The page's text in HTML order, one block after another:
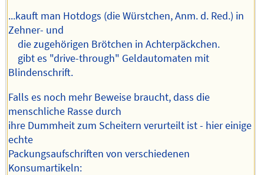
...kauft man Hotdogs (die Würstchen, Anm. d. Red.) in
Zehner- und
die zugehörigen Brötchen in Achterpäckchen.
gibt es "drive-through" Geldautomaten mit
Blindenschrift.
Falls es noch mehr Beweise braucht, dass die
menschliche Rasse durch
ihre Dummheit zum Scheitern verurteilt ist - hier einige
echte
Packungsaufschriften von verschiedenen
Konsumartikeln: